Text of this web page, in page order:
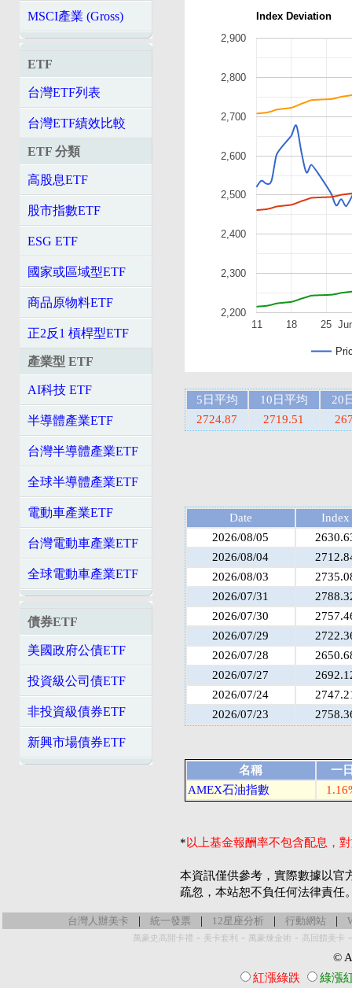
MSCI產業 (Gross)
ETF
台灣ETF列表
台灣ETF績效比較
ETF 分類
高股息ETF
股市指數ETF
ESG ETF
國家或區域型ETF
商品原物料ETF
正2反1 槓桿型ETF
產業型 ETF
AI科技 ETF
半導體產業ETF
台灣半導體產業ETF
全球半導體產業ETF
電動車產業ETF
台灣電動車產業ETF
全球電動車產業ETF
債券ETF
美國政府公債ETF
投資級公司債ETF
非投資級債券ETF
新興市場債券ETF
Index Deviation
11 18 25
2,200
2,300
2,400
2,500
2,600
2,700
2,800
2,900
5日平均 10日平均
20
2724.87
2719.51
Date
Index
2026/08/05
2026/08/04
2026/08/03
2026/07/31
2026/07/30
2026/07/29
2026/07/28
2026/07/27
2026/07/24
2026/07/23
名稱
一
AMEX石油指數
*以上基金報酬率不包含配息，
本資訊僅供參考，實際數據以官
疏忽，本站恕不負任何法律責任
台灣人辦美卡 | 統一發票 | 12星座分析 | 行動網站 |
萬豪史高開卡禮 - 美卡套利 - 萬豪煉金術 - 高回饋美卡
©
紅漲綠跌
綠漲